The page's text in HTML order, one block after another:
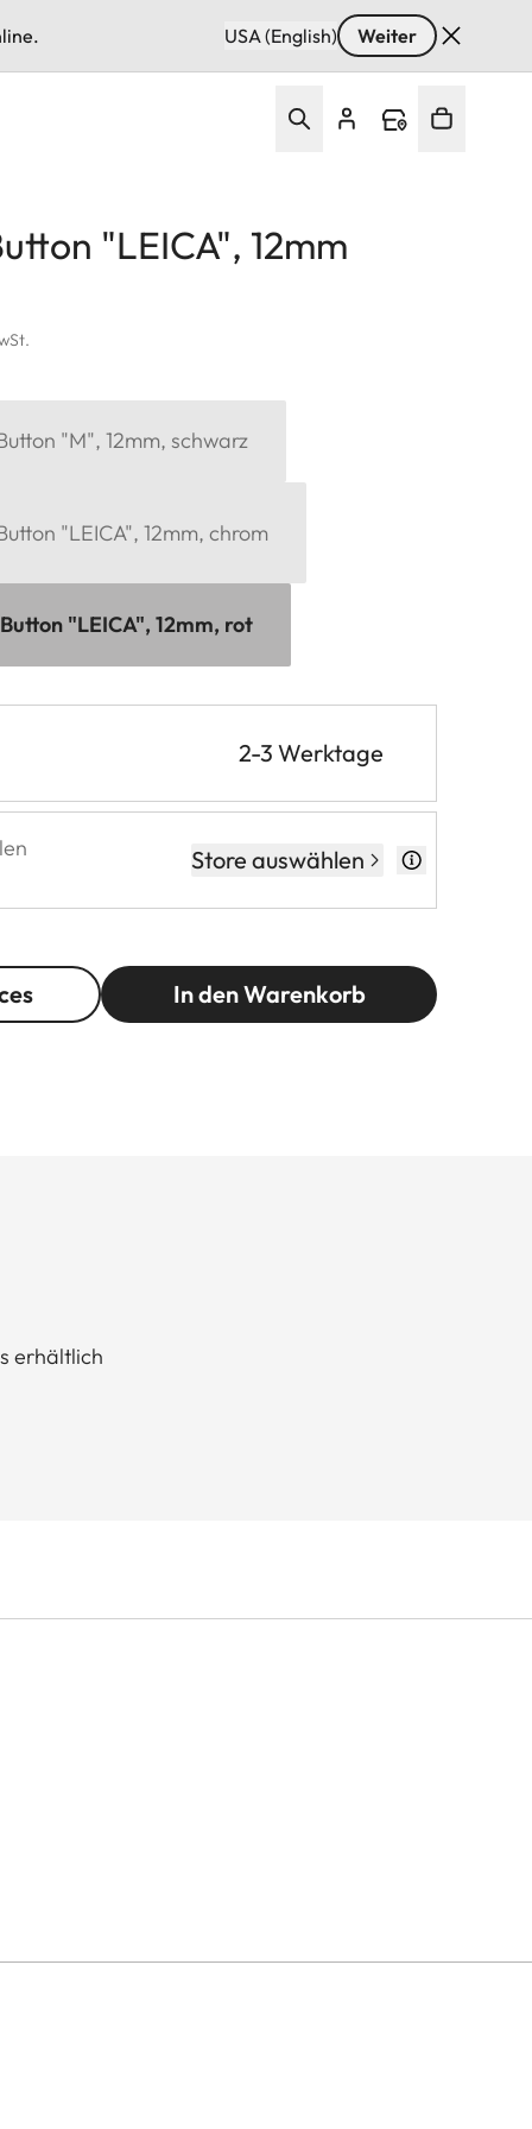
USA (English) Weiter
"LEICA", 12mm
"M", 12mm, schwarz
"LEICA", 12mm, chrom
"LEICA", 12mm, rot
2-3 Werktage
Store auswählen
In den Warenkorb
erhältlich